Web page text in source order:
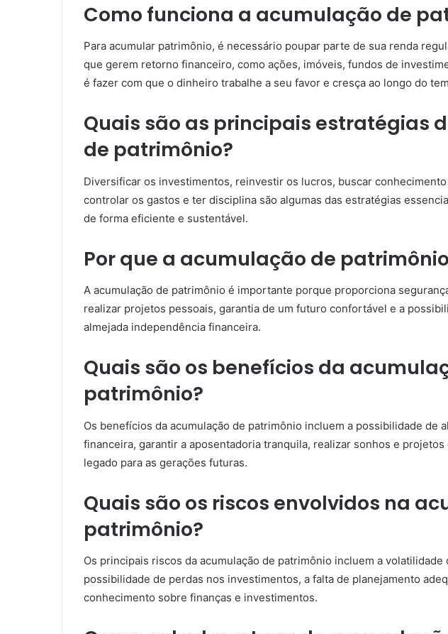
Como funciona a acumulação de
Para acumular patrimônio, é necessário poupar parte de sua renda
que gerem retorno financeiro, como ações, imóveis, fundos de
é fazer com que o dinheiro trabalhe a seu favor e cresça ao longo do
Quais são as principais estratégias
de patrimônio?
Diversificar os investimentos, reinvestir os lucros, buscar
controlar os gastos e ter disciplina são algumas das estratégias
de forma eficiente e sustentável.
Por que a acumulação de
A acumulação de patrimônio é importante porque proporciona
realizar projetos pessoais, garantia de um futuro confortável e a
almejada independência financeira.
Quais são os benefícios da
patrimônio?
Os benefícios da acumulação de patrimônio incluem a possibilidade de
financeira, garantir a aposentadoria tranquila, realizar sonhos e projetos
legado para as gerações futuras.
Quais são os riscos envolvidos na
patrimônio?
Os principais riscos da acumulação de patrimônio incluem a
possibilidade de perdas nos investimentos, a falta de planejamento
conhecimento sobre finanças e investimentos.